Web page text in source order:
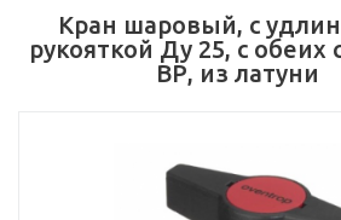
Кран шаровый, с
рукояткой Ду 25, с обеих
ВР, из латуни